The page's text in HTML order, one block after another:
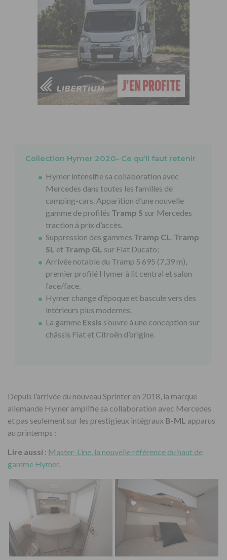
Collection Hymer 2020- Ce qu’il faut retenir
Hymer intensifie sa collaboration avec
Mercedes dans toutes les familles de
camping-cars. Apparition d’une nouvelle
gamme de profilés Tramp S sur Mercedes
traction à prix d’accès.
Suppression des gammes Tramp CL, Tramp
SL et Tramp GL sur Fiat Ducato;
Arrivée notable du Tramp S 695 (7,39 m),
premier profilé Hymer à lit central et salon
face/face.
Hymer change d’époque et bascule vers des
intérieurs plus modernes.
La gamme Exsis s’ouvre à une conception sur
châssis Fiat et Citroën d’origine.
Depuis l’arrivée du nouveau Sprinter en 2018, la marque
allemande Hymer amplifie sa collaboration avec Mercedes
et pas seulement sur les prestigieux intégraux B-ML apparus
au printemps :
Lire aussi : Master-Line, la nouvelle référence du haut de
gamme Hymer.